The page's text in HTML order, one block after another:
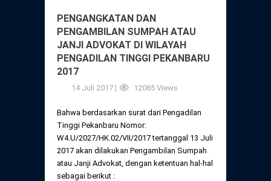
Anggaran Dasar
Peraturan Perpindahan Domisili Anggota
Perubahan Peraturan Perpindahan Domisili
Magang
Pengangkatan & Pengambilan Sumpah
Pengumuman
Dewan Kehormatan
Dewan Kehormatan Pusat
Daftar Perkara Dewan Kehormatan Pusat
Komisi Pengawas
Komisi Pengawas Pusat
Komisi Pengawas Daerah
Peraturan Pelaksanaan
Certificate of Good Standing (COGS)
PENGANGKATAN DAN
PENGAMBILAN SUMPAH ATAU
JANJI ADVOKAT DI WILAYAH
PENGADILAN TINGGI PEKANBARU
2017
14 Juli 2017 | 12085 Views
Bahwa berdasarkan surat dari Pengadilan
Tinggi Pekanbaru Nomor:
W4.U/2027/HK.02/VII/2017 tertanggal 13 Juli
2017 akan dilakukan Pengambilan Sumpah
atau Janji Advokat, dengan ketentuan hal-hal
sebagai berikut :